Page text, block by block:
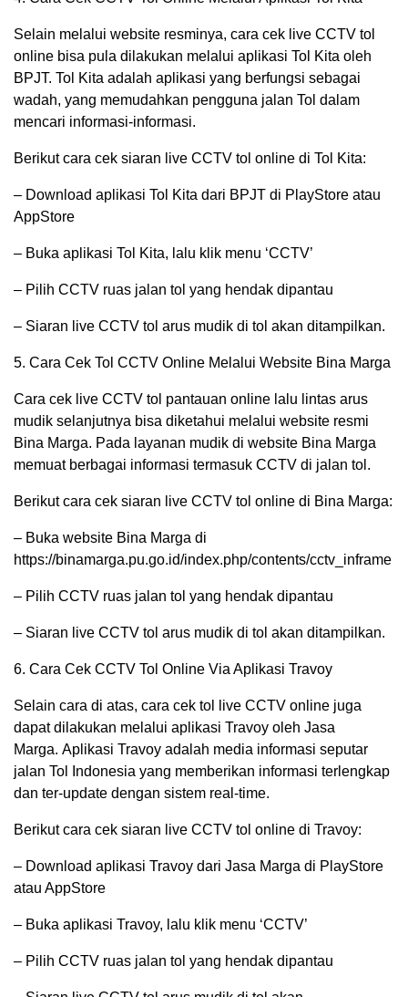
Selain melalui website resminya, cara cek live CCTV tol
online bisa pula dilakukan melalui aplikasi Tol Kita oleh
BPJT. Tol Kita adalah aplikasi yang berfungsi sebagai
wadah, yang memudahkan pengguna jalan Tol dalam
mencari informasi-informasi.
Berikut cara cek siaran live CCTV tol online di Tol Kita:
– Download aplikasi Tol Kita dari BPJT di PlayStore atau
AppStore
– Buka aplikasi Tol Kita, lalu klik menu ‘CCTV’
– Pilih CCTV ruas jalan tol yang hendak dipantau
– Siaran live CCTV tol arus mudik di tol akan ditampilkan.
5. Cara Cek Tol CCTV Online Melalui Website Bina Marga
Cara cek live CCTV tol pantauan online lalu lintas arus
mudik selanjutnya bisa diketahui melalui website resmi
Bina Marga. Pada layanan mudik di website Bina Marga
memuat berbagai informasi termasuk CCTV di jalan tol.
Berikut cara cek siaran live CCTV tol online di Bina Marga:
– Buka website Bina Marga di
https://binamarga.pu.go.id/index.php/contents/cctv_inframe
– Pilih CCTV ruas jalan tol yang hendak dipantau
– Siaran live CCTV tol arus mudik di tol akan ditampilkan.
6. Cara Cek CCTV Tol Online Via Aplikasi Travoy
Selain cara di atas, cara cek tol live CCTV online juga
dapat dilakukan melalui aplikasi Travoy oleh Jasa
Marga. Aplikasi Travoy adalah media informasi seputar
jalan Tol Indonesia yang memberikan informasi terlengkap
dan ter-update dengan sistem real-time.
Berikut cara cek siaran live CCTV tol online di Travoy:
– Download aplikasi Travoy dari Jasa Marga di PlayStore
atau AppStore
– Buka aplikasi Travoy, lalu klik menu ‘CCTV’
– Pilih CCTV ruas jalan tol yang hendak dipantau